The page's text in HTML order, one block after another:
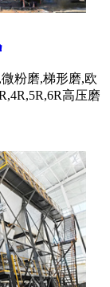
粉磨,梯形磨,欧
高压磨